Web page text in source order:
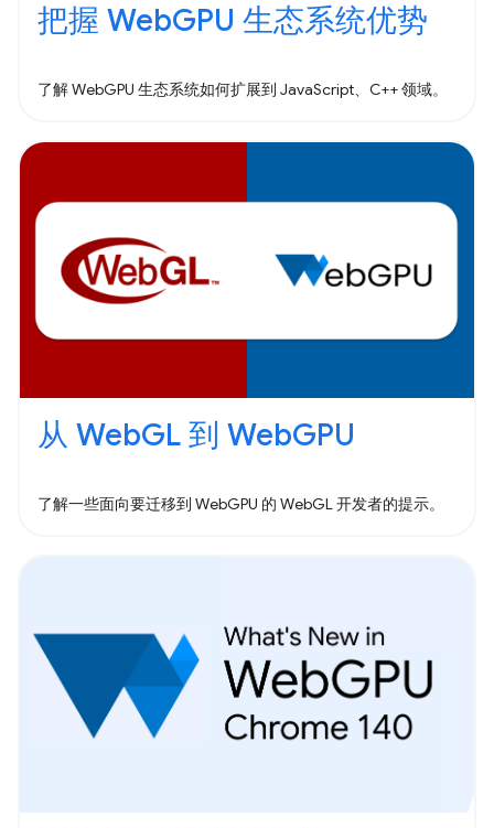
把握 WebGPU 生态系统优势
了解 WebGPU 生态系统如何扩展到 JavaScript、C++ 领域。
从 WebGL 到 WebGPU
了解一些面向要迁移到 WebGPU 的 WebGL 开发者的提示。